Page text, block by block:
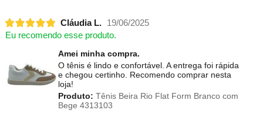
Cláudia L.
19/06/2025
Eu recomendo esse produto.
Amei minha compra.
O tênis é lindo e confortável. A entrega foi rápida
e chegou certinho. Recomendo comprar nesta
loja!
Produto: Tênis Beira Rio Flat Form Branco com
Bege 4313103